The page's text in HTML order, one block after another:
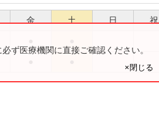
金 土 日 祝
ず医療機関に直接ご確認ください。
×閉じる